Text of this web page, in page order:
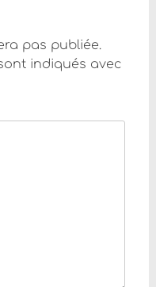
pas publiée.
indiqués avec